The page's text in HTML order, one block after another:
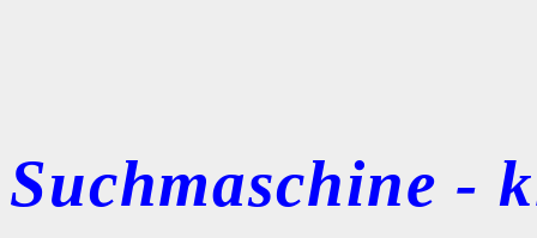
Suchmaschine -